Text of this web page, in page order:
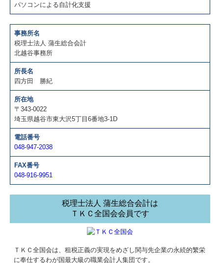
パソコンによる自計化支援
事務所名
税理士法人 蒲生総合会計
北越谷事務所
所長名
四方田 勝紀
所在地
〒343-0022
埼玉県越谷市東大沢5丁目6番地3-1D
電話番号
048-947-2038
FAX番号
048-916-9951
税理士法人 蒲生総合会計は
ＴＫＣ全国会会員です
ＴＫＣ全国会は、租税正義の実現をめざし関与先企業の永続的繁栄
に奉仕するわが国最大級の職業会計人集団です。